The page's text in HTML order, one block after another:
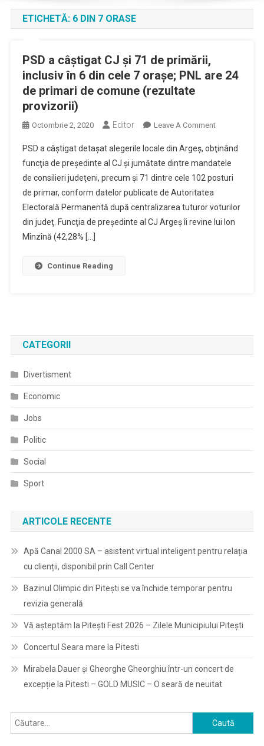
ETICHETĂ: 6 DIN 7 ORASE
PSD a câştigat CJ şi 71 de primării,
inclusiv în 6 din cele 7 oraşe; PNL are 24
de primari de comune (rezultate
provizorii)
Octombrie 2, 2020 Editor Leave A CommentOn
A
Câştigat
CJ
71
De
Are
De
Provizorii)
PSD a câştigat detaşat alegerile locale din Argeş, obţinând
funcţia de preşedinte al CJ şi jumătate dintre mandatele
de consilieri judeţeni, precum şi 71 dintre cele 102 posturi
de primar, conform datelor publicate de Autoritatea
Electorală Permanentă după centralizarea tuturor voturilor
din judeţ. Funcţia de preşedinte al CJ Argeş îi revine lui Ion
Mînzînă (42,28% […]
Continue Reading
CATEGORII
Divertisment
Economic
Jobs
Politic
Social
Sport
ARTICOLE RECENTE
Apă Canal 2000 SA – asistent virtual inteligent pentru relația
cu clienții, disponibil prin Call Center
Bazinul Olimpic din Pitești se va închide temporar pentru
revizia generală
Vă așteptăm la Pitești Fest 2026 – Zilele Municipiului Pitești
Concertul Seara mare la Pitesti
Mirabela Dauer și Gheorghe Gheorghiu într-un concert de
excepție la Pitesti – GOLD MUSIC – O seară de neuitat
Caută
după: